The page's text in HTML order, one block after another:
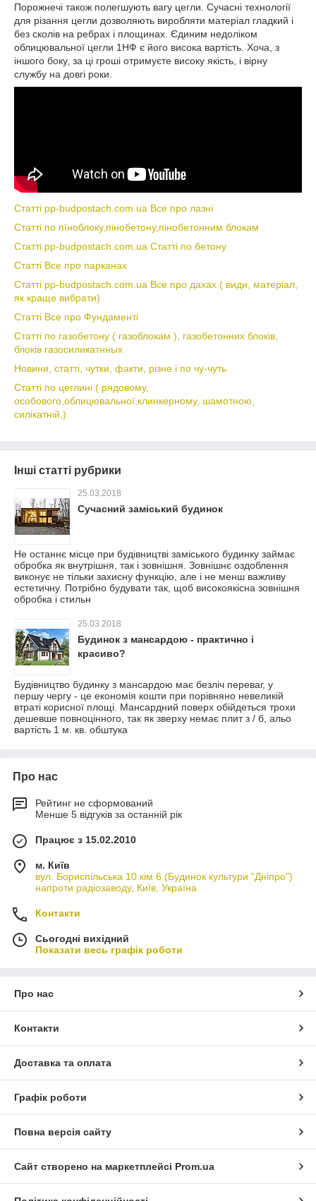
Порожнечі також полегшують вагу цегли. Сучасні технології
для різання цегли дозволяють виробляти матеріал гладкий і
без сколів на ребрах і площинах. Єдиним недоліком
облицювальної цегли 1НФ є його висока вартість. Хоча, з
іншого боку, за ці гроші отримуєте високу якість, і вірну
службу на довгі роки.
Статті pp-budpostach.com.ua Все про лазні
Статті по пїноблоку,пінобетону,пінобетонним блокам
Статті pp-budpostach.com.ua Статті по бетону
Статті Все про парканах
Статті pp-budpostach.com.ua Все про дахах ( види, матеріал,
як краще вибрати)
Статті Все про Фундаменті
Статті по газобетону ( газоблокам ), газобетонних блоків,
блоків газосиликатнных
Новини, статті, чутки, факти, різне і по чу-чуть
Статті по цеглині ( рядовому,
особового,облицювальної,клинкерному, шамотною,
силікатній,)
Інші статті рубрики
25.03.2018
Сучасний заміський будинок
Не останнє місце при будівництві заміського будинку займає
обробка як внутрішня, так і зовнішня. Зовнішнє оздоблення
виконує не тільки захисну функцію, але і не менш важливу
естетичну. Потрібно будувати так, щоб високоякісна зовнішня
обробка і стильн
25.03.2018
Будинок з мансардою - практично і
красиво?
Будівництво будинку з мансардою має безліч переваг, у
першу чергу - це економія кошти при порівняно невеликій
втраті корисної площі. Мансардний поверх обійдеться трохи
дешевше повноцінного, так як зверху немає плит з / б, альо
вартість 1 м. кв. обштука
Про нас
Рейтинг не сформований
Менше 5 відгуків за останній рік
Працює з 15.02.2010
м. Київ
вул. Бориспільська 10 кім 6 (Будинок культури "Дніпро")
напроти радіозаводу, Київ, Україна
Контакти
Сьогодні вихідний
Показати весь графік роботи
Про нас
Контакти
Доставка та оплата
Графік роботи
Повна версія сайту
Сайт створено на маркетплейсі Prom.ua